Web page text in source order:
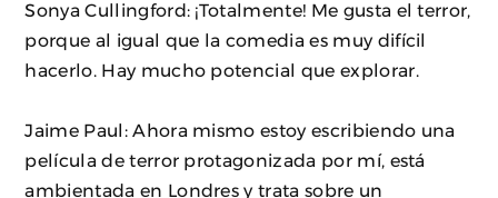
Sonya Cullingford: ¡Totalmente! Me gusta el terror,
porque al igual que la comedia es muy difícil
hacerlo. Hay mucho potencial que explorar.
Jaime Paul: Ahora mismo estoy escribiendo una
película de terror protagonizada por mí, está
ambientada en Londres y trata sobre un